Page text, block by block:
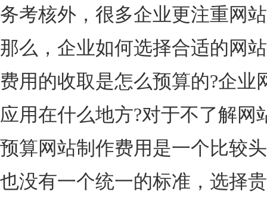
务考核外，很多企业更注重网
那么，企业如何选择合适的网
费用的收取是怎么预算的?企业
应用在什么地方?对于不了解网
预算网站制作费用是一个比较
也没有一个统一的标准，选择